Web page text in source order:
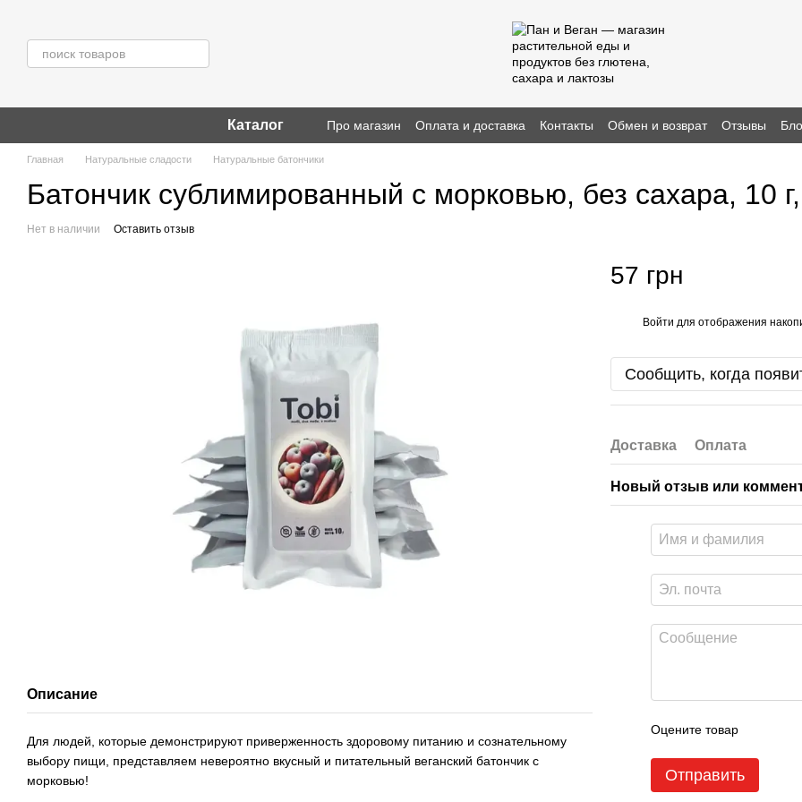
Каталог Про магазин Оплата и доставка Контакты Обмен и возврат Отзывы
Главная Натуральные сладости Натуральные батончики
Батончик сублимированный с морковью, без сахара, 10
Нет в наличии Оставить отзыв
Описание
Для людей, которые демонстрируют приверженность здоровому питанию и сознательному
выбору пищи, представляем невероятно вкусный и питательный веганский батончик с
морковью!
57 грн
Войти для отображения
Сообщить, когда
Доставка Оплата
Новый отзыв или
Оцените товар
Отправить